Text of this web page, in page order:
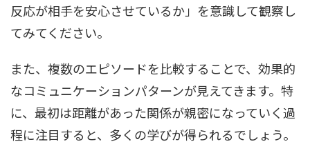
反応が相手を安心させているか」を意識して観察し
てみてください。
また、複数のエピソードを比較することで、効果的
なコミュニケーションパターンが見えてきます。特
に、最初は距離があった関係が親密になっていく過
程に注目すると、多くの学びが得られるでしょう。